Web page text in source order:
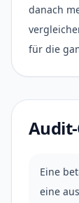
danach
für die
Eine
eine